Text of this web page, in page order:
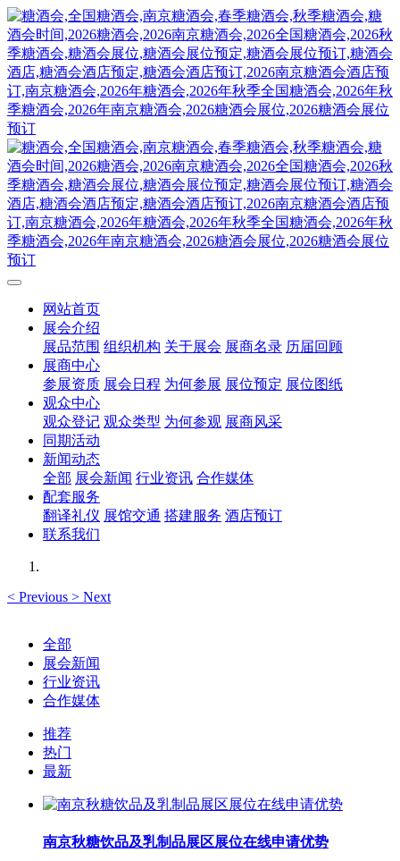
网站首页
展会介绍
展品范围 组织机构 关于展会 展商名录 历届回顾
展商中心
参展资质 展会日程 为何参展 展位预定 展位图纸
观众中心
观众登记 观众类型 为何参观 展商风采
同期活动
新闻动态
全部 展会新闻 行业资讯 合作媒体
配套服务
翻译礼仪 展馆交通 搭建服务 酒店预订
联系我们
< Previous > Next
全部
展会新闻
行业资讯
合作媒体
推荐
热门
最新
南京秋糖饮品及乳制品展区展位在线申请优势